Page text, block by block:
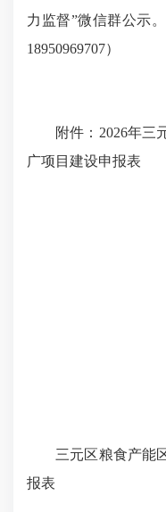
力监督”微信群公示
18950969707）
附件：2026年三
广项目建设申报表
三元区粮食产能
报表